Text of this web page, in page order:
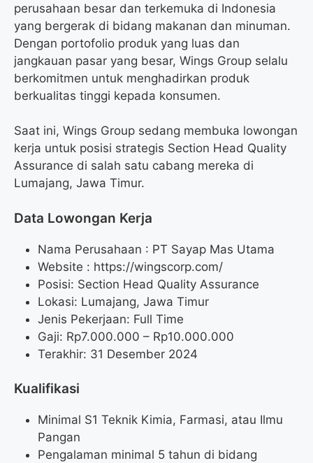
perusahaan besar dan terkemuka di Indonesia
yang bergerak di bidang makanan dan minuman.
Dengan portofolio produk yang luas dan
jangkauan pasar yang besar, Wings Group selalu
berkomitmen untuk menghadirkan produk
berkualitas tinggi kepada konsumen.
Saat ini, Wings Group sedang membuka lowongan
kerja untuk posisi strategis Section Head Quality
Assurance di salah satu cabang mereka di
Lumajang, Jawa Timur.
Data Lowongan Kerja
Nama Perusahaan : PT Sayap Mas Utama
Website : https://wingscorp.com/
Posisi: Section Head Quality Assurance
Lokasi: Lumajang, Jawa Timur
Jenis Pekerjaan: Full Time
Gaji: Rp7.000.000 – Rp10.000.000
Terakhir: 31 Desember 2024
Kualifikasi
Minimal S1 Teknik Kimia, Farmasi, atau Ilmu
Pangan
Pengalaman minimal 5 tahun di bidang